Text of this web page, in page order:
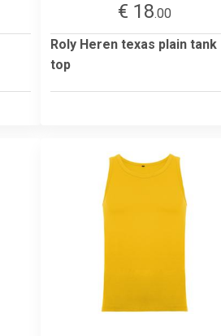
€ 18.00
Roly Heren texas plain tank
top